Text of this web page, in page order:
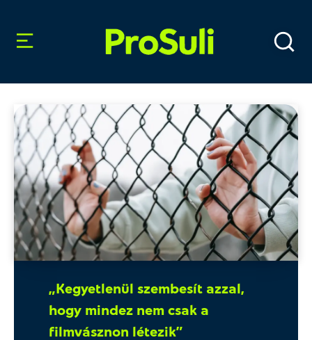
„Kegyetlenül szembesít azzal,
hogy mindez nem csak a
filmvásznon létezik”